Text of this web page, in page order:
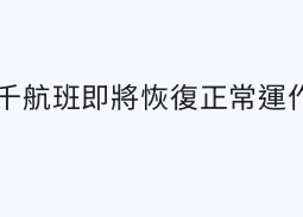
航班即將恢復正常運